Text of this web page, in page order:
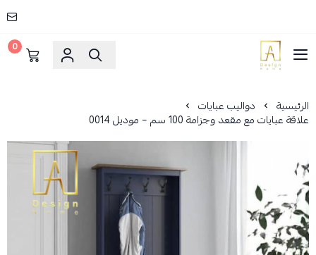
AD HOME
0
الرئيسية دواليب عبايات
علاقة عبايات مع مقعد وجزامة 100 سم – موديل 0014